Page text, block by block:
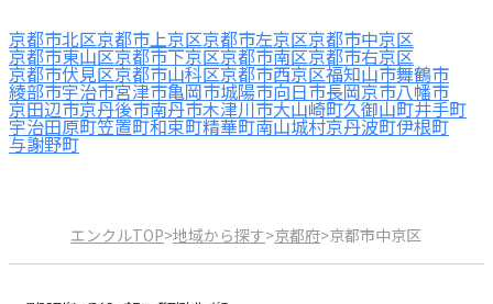
京都市北区京都市上京区京都市左京区京都市中京区
京都市東山区京都市下京区京都市南区京都市右京区
京都市伏見区京都市山科区京都市西京区福知山市舞鶴市
綾部市宇治市宮津市亀岡市城陽市向日市長岡京市八幡市
京田辺市京丹後市南丹市木津川市大山崎町久御山町井手町
宇治田原町笠置町和束町精華町南山城村京丹波町伊根町
与謝野町
エンクルTOP>地域から探す>京都府>京都市中京区